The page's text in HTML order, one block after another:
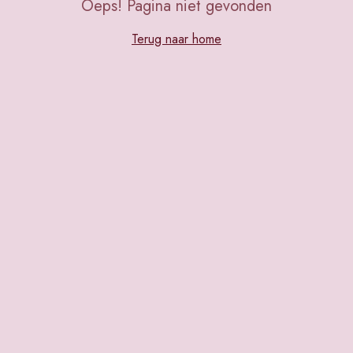
Oeps! Pagina niet gevonden
Terug naar home